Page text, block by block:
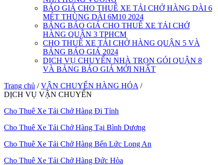
BÁO GIÁ CHO THUÊ XE TẢI CHỞ HÀNG DÀI 6
MÉT THÙNG DÀI 6M10 2024
BẢNG BÁO GIÁ CHO THUÊ XE TẢI CHỞ
HÀNG QUẬN 3 TPHCM
CHO THUÊ XE TẢI CHỞ HÀNG QUẬN 5 VÀ
BẢNG BÁO GIÁ 2024
DỊCH VỤ CHUYỂN NHÀ TRỌN GÓI QUẬN 8
VÀ BẢNG BÁO GIÁ MỚI NHẤT
Trang chủ / VẬN CHUYỂN HÀNG HÓA /
DỊCH VỤ VẬN CHUYỂN
Cho Thuê Xe Tải Chở Hàng Đi Tỉnh
Cho Thuê Xe Tải Chở Hàng Tại Bình Dương
Cho Thuê Xe Tải Chở Hàng Bến Lức Long An
Cho Thuê Xe Tải Chở Hàng Đức Hòa